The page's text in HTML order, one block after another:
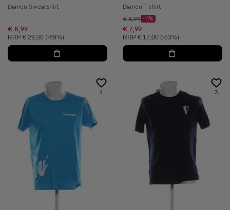
Damen Sweatshirt
€ 8,99
Unverbindliche Preisempfehlung:
RRP € 29,00 (-69%)
Damen T-shirt
Startpreis:
€ 8,99
Discount Price:
-11%
Reduzierter Preis:
€ 7,99
Unverbindliche Preisempfehlung:
RRP € 17,00 (-53%)
4 3